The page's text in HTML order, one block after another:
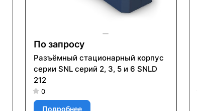
По запросу
Разъёмный стационарный корпус
серии SNL серий 2, 3, 5 и 6 SNLD
212
0
Подробнее